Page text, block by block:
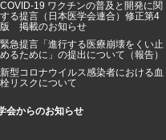
COVID-19 ワクチンの普及と開発に関
する提言（日本医学会連合）修正第4
版 掲載のお知らせ
緊急提言「進行する医療崩壊をくい止
めるために」の提出について（報告）
新型コロナウイルス感染者における血
栓リスクについて
会からのお知らせ